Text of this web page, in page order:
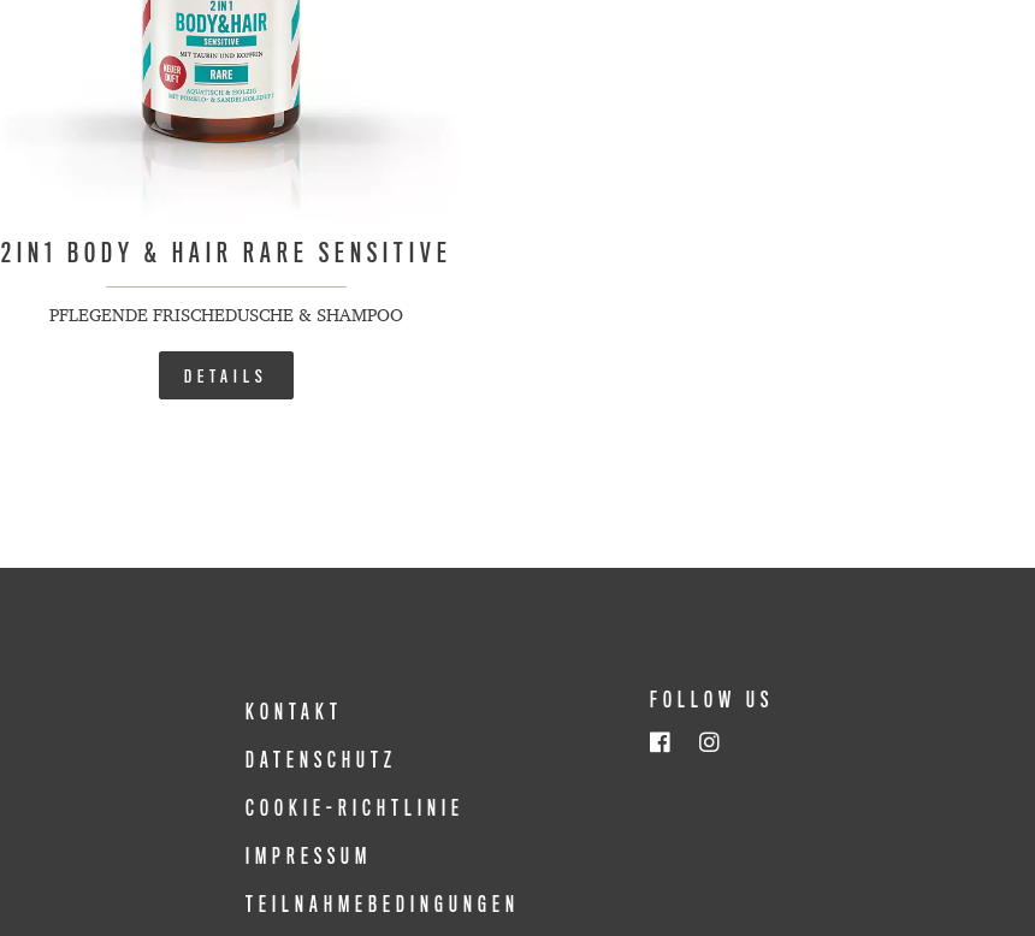
2IN1 BODY & HAIR RARE SENSITIVE
PFLEGENDE FRISCHEDUSCHE & SHAMPOO
DETAILS
KONTAKT
DATENSCHUTZ
COOKIE-RICHTLINIE
IMPRESSUM
TEILNAHMEBEDINGUNGEN
FOLLOW US